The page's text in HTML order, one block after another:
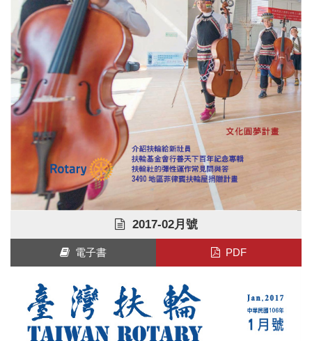
2017-02月號
電子書 PDF